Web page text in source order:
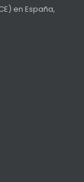
en España,